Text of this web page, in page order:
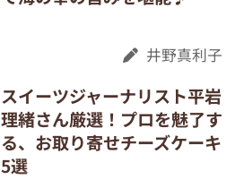
井野真利子
スイーツジャーナリスト平岩
理緒さん厳選！プロを魅了す
る、お取り寄せチーズケーキ
5選